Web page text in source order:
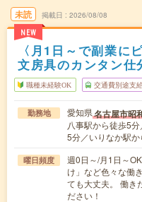
未読
NEW
掲載日 2026/08/08
〈月1日～で副業に
文房具のカンタン仕
職種未経験OK 交通費別途支
勤務地 愛知県名古屋市昭
八事駅から徒歩5
5分／いりなか駅
曜日頻度
週0日～/月1日～
け」など色々な働
ても大丈夫。 働き
ださい！